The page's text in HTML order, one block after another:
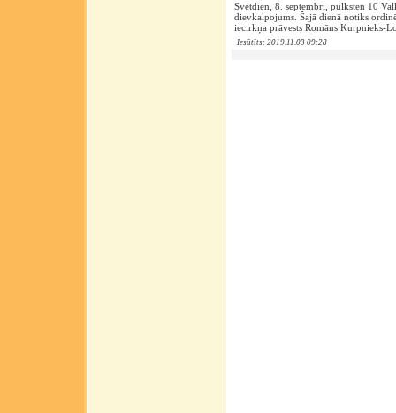
Svētdien, 8. septembrī, pulksten 10
dievkalpojums. Šajā dienā notiks
iecirkņa prāvests Romāns Kurpnieks-
Iesūtīts: 2019.11.03 09:28